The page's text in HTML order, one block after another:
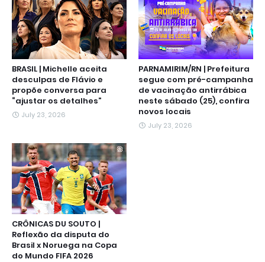
BRASIL | Michelle aceita
desculpas de Flávio e
propõe conversa para
“ajustar os detalhes”
July 23, 2026
PARNAMIRIM/RN | Prefeitura
segue com pré-campanha
de vacinação antirrábica
neste sábado (25), confira
novos locais
July 23, 2026
CRÔNICAS DU SOUTO |
Reflexão da disputa do
Brasil x Noruega na Copa
do Mundo FIFA 2026